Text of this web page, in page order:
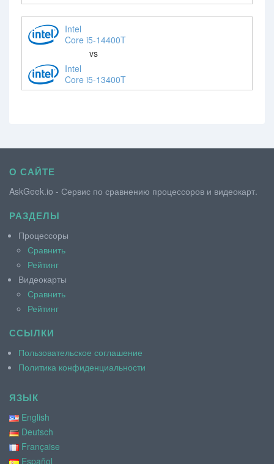
Intel
Core i5-14400T
vs
Intel
Core i5-13400T
О САЙТЕ
AskGeek.io - Сервис по сравнению процессоров и видеокарт.
РАЗДЕЛЫ
Процессоры
Сравнить
Рейтинг
Видеокарты
Сравнить
Рейтинг
ССЫЛКИ
Пользовательское соглашение
Политика конфиденциальности
ЯЗЫК
English
Deutsch
Française
Español